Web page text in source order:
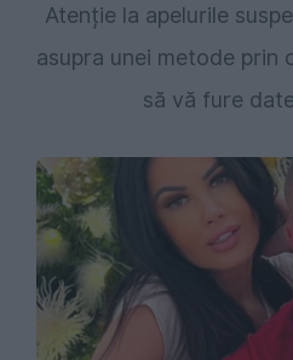
Atenție la apelurile
asupra unei metode prin
să vă fure